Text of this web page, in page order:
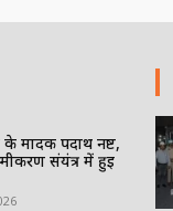
मादक पदार्थ नष्ट,
संयंत्र में हुई